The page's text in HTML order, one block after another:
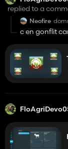
replied to a
Neofire
l'air
c en gonflit